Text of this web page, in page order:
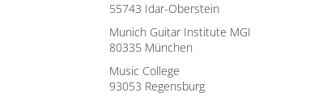
55743 Idar-Oberstein
Munich Guitar Institute MGI
80335 München
Music College
93053 Regensburg